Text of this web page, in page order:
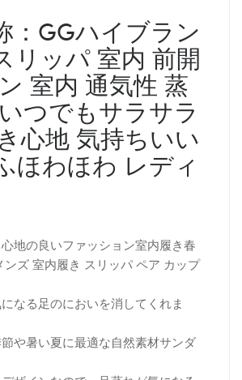
GGハイブラン
リッパ 室内 前開
室内 通気性 蒸
つでもサラサラ
心地 気持ちいい
ほわほわ レディ
地の良いファッション室内履き春
ンズ 室内履き スリッパ ペア カップ
なる足のにおいを消してくれま
や暑い夏に最適な自然素材サンダ